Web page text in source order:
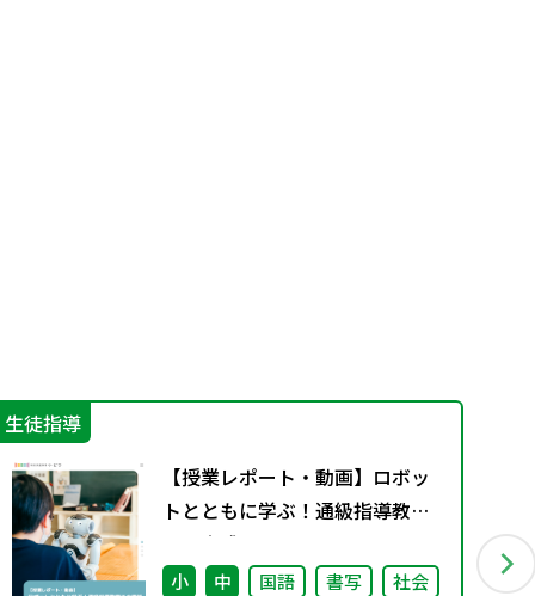
生徒指導
【授業レポート・動画】ロボッ
トとともに学ぶ！通級指導教室
での実践～コミュニケーション
力と自己肯定感を育てる～
小 中 国語 書写
社会